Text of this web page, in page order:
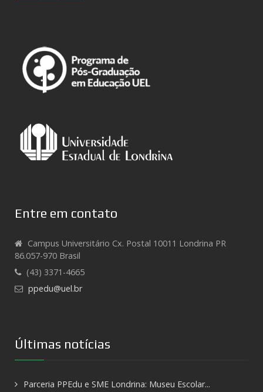
Entre em contato
Campus Universitário Cx. Postal 10011 Londrina PR
86.057-970 Brasil
(43) 3371-4665
ppedu@uel.br
Últimas notícias
Parceria PPEdu e SME Londrina: Museu Escolar...